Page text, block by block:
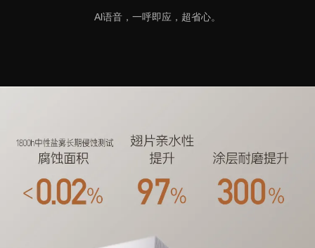
Al语音， 一呼即应，超省心。